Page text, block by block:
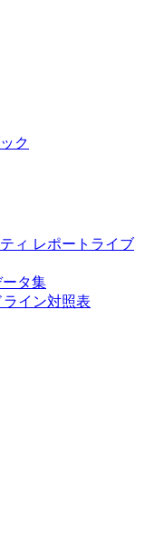
ク
ィ レポートライブ
ータ集
イン対照表